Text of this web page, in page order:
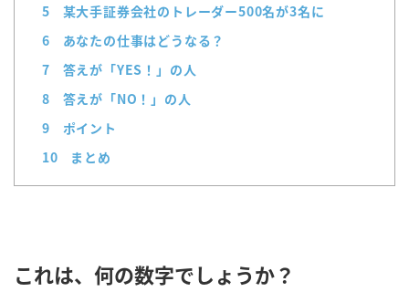
5
某大手証券会社のトレーダー500名が3名に
6
あなたの仕事はどうなる？
7
答えが「YES！」の人
8
答えが「NO！」の人
9
ポイント
10
まとめ
これは、何の数字でしょうか？